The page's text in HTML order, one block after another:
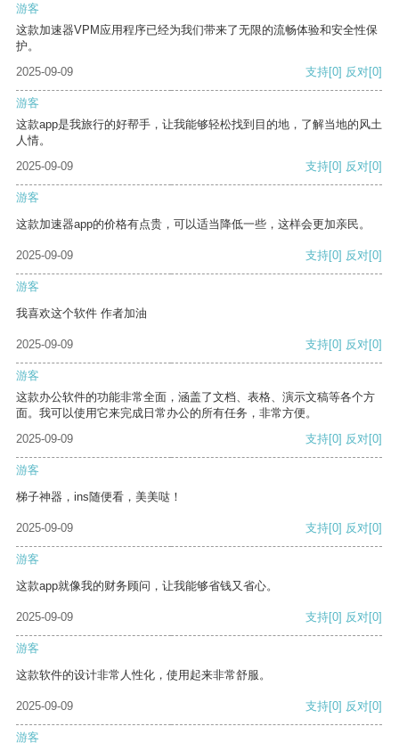
游客
这款加速器VPM应用程序已经为我们带来了无限的流畅体验和安全性保
护。
2025-09-09
支持[0] 反对[0]
游客
这款app是我旅行的好帮手，让我能够轻松找到目的地，了解当地的风土
人情。
2025-09-09
支持[0] 反对[0]
游客
这款加速器app的价格有点贵，可以适当降低一些，这样会更加亲民。
2025-09-09 支持[0] 反对[0]
游客
我喜欢这个软件 作者加油
2025-09-09 支持[0] 反对[0]
游客
这款办公软件的功能非常全面，涵盖了文档、表格、演示文稿等各个方
面。我可以使用它来完成日常办公的所有任务，非常方便。
2025-09-09
支持[0] 反对[0]
游客
梯子神器，ins随便看，美美哒！
2025-09-09 支持[0] 反对[0]
游客
这款app就像我的财务顾问，让我能够省钱又省心。
2025-09-09 支持[0] 反对[0]
游客
这款软件的设计非常人性化，使用起来非常舒服。
2025-09-09 支持[0] 反对[0]
游客